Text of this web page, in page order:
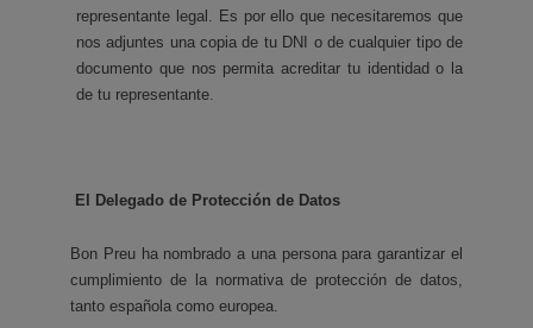
representante legal. Es por ello que necesitaremos que
nos adjuntes una copia de tu DNI o de cualquier tipo de
documento que nos permita acreditar tu identidad o la
de tu representante.
El Delegado de Protección de Datos
Bon Preu ha nombrado a una persona para garantizar el
cumplimiento de la normativa de protección de datos,
tanto española como europea.